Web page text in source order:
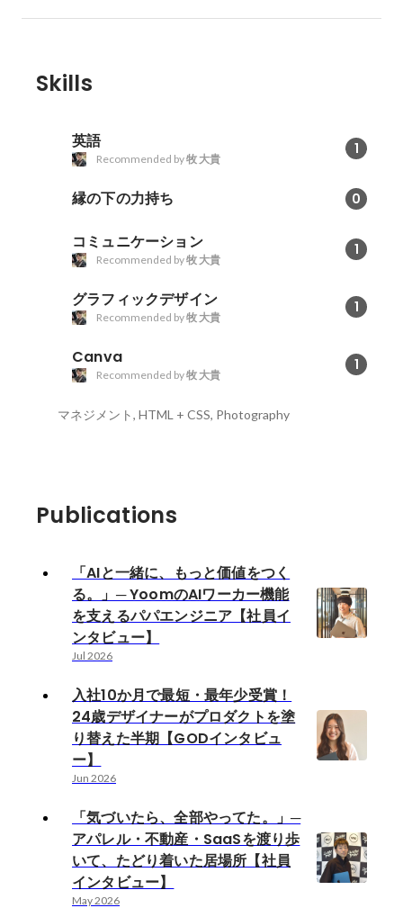
Skills
英語 1
Recommended by牧 大貴
縁の下の力持ち 0
コミュニケーション 1
Recommended by牧 大貴
グラフィックデザイン 1
Recommended by牧 大貴
Canva 1
Recommended by牧 大貴
マネジメント, HTML + CSS, Photography
Publications
「AIと一緒に、もっと価値をつく
る。」─ YoomのAIワーカー機能
を支えるパパエンジニア【社員イ
ンタビュー】
Jul 2026
入社10か月で最短・最年少受賞！
24歳デザイナーがプロダクトを塗
り替えた半期【GODインタビュ
ー】
Jun 2026
「気づいたら、全部やってた。」─
アパレル・不動産・SaaSを渡り歩
いて、たどり着いた居場所【社員
インタビュー】
May 2026